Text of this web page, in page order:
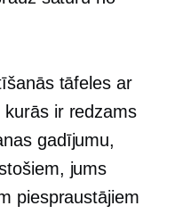
tāfeles ar
ir redzams
gadījumu,
jums
piespraustājiem